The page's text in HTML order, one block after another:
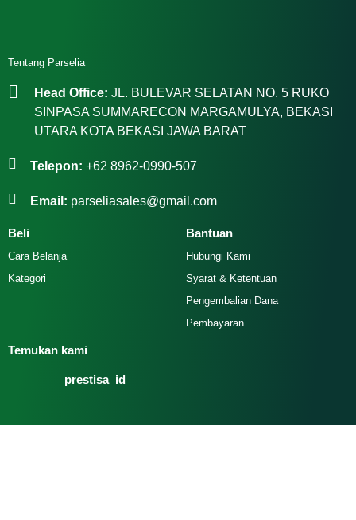
Tentang Parselia
Head Office: JL. BULEVAR SELATAN NO. 5 RUKO
SINPASA SUMMARECON MARGAMULYA, BEKASI
UTARA KOTA BEKASI JAWA BARAT
Telepon: +62 8962-0990-507
Email: parseliasales@gmail.com
Beli
Cara Belanja
Kategori
Bantuan
Hubungi Kami
Syarat & Ketentuan
Pengembalian Dana
Pembayaran
Temukan kami
prestisa_id